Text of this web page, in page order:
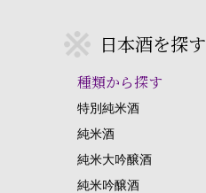
日本酒を探す
種類から探す
特別純米酒
純米酒
純米大吟醸酒
純米吟醸酒